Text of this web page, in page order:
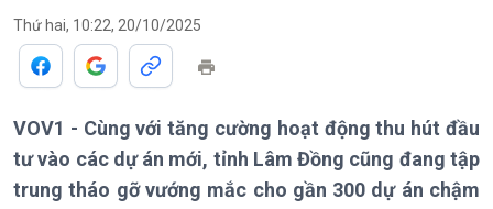
Giới thiệu
Thời sự 12h
Thời sự 18h
Thời sự 21h30
Bản tin
Thứ hai, 10:22, 20/10/2025
VOV1 - Cùng với tăng cường hoạt động thu hút đầu
tư vào các dự án mới, tỉnh Lâm Đồng cũng đang tập
trung tháo gỡ vướng mắc cho gần 300 dự án chậm